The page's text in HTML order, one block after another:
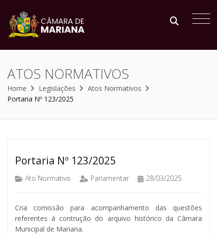
ATOS NORMATIVOS
Home Legislações
Atos Normativos
Portaria Nº 123/2025
Portaria Nº 123/2025
Ato Normativo Parlamentar 28/03/2025
Cria comissão para acompanhamento das questões
referentes á contrução do arquivo histórico da Câmara
Municipal de Mariana.